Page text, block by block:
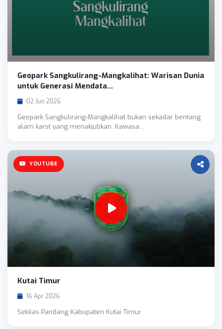
Geopark Sangkulirang-Mangkalihat: Warisan Dunia
untuk Generasi Mendata...
02 Jun 2026
Geopark Sangkulirang-Mangkalihat bukan sekadar bentang
alam karst yang menakjubkan. Kawasa...
YOUTUBE
Kutai Timur
16 Apr 2026
Sekilas Pandang Kabupaten Kutai Timur